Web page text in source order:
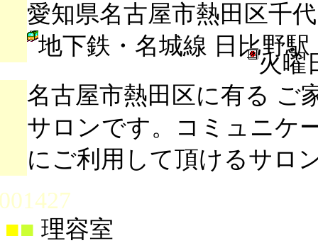
愛知県名古屋市熱田区千
地下鉄・名城線 日比野駅
火曜
名古屋市熱田区に有る ご
サロンです。コミュニケ
にご利用して頂けるサロ
■ 理容室